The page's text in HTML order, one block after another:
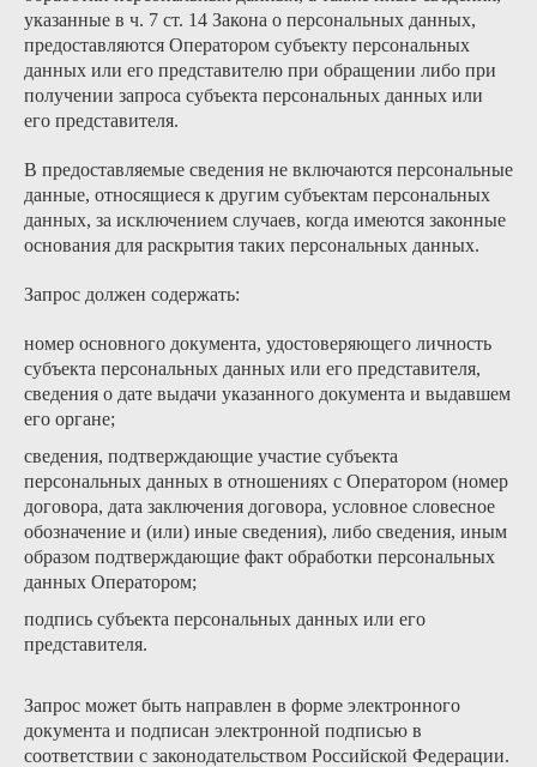
указанные в ч. 7 ст. 14 Закона о персональных данных,
предоставляются Оператором субъекту персональных
данных или его представителю при обращении либо при
получении запроса субъекта персональных данных или
его представителя.
В предоставляемые сведения не включаются персональные
данные, относящиеся к другим субъектам персональных
данных, за исключением случаев, когда имеются законные
основания для раскрытия таких персональных данных.
Запрос должен содержать:
номер основного документа, удостоверяющего личность
субъекта персональных данных или его представителя,
сведения о дате выдачи указанного документа и выдавшем
его органе;
сведения, подтверждающие участие субъекта
персональных данных в отношениях с Оператором (номер
договора, дата заключения договора, условное словесное
обозначение и (или) иные сведения), либо сведения, иным
образом подтверждающие факт обработки персональных
данных Оператором;
подпись субъекта персональных данных или его
представителя.
Запрос может быть направлен в форме электронного
документа и подписан электронной подписью в
соответствии с законодательством Российской Федерации.